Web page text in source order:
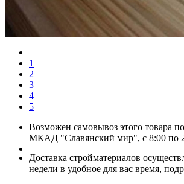
1
2
3
4
5
Возможен самовывоз этого товара
МКАД "Славянский мир", с 8:00 по
Доставка стройматериалов
недели в удобное для вас время,